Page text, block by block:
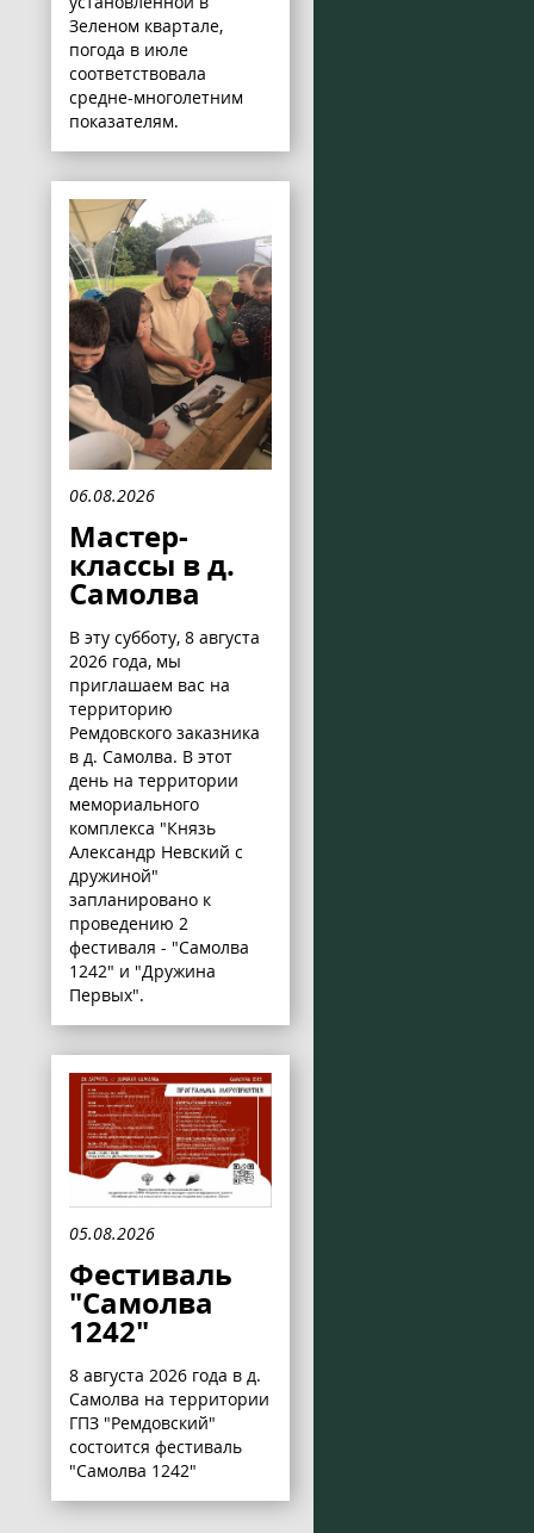
Зеленом квартале,
погода в июле
соответствовала
средне-многолетним
показателям.
06.08.2026
Мастер-
классы в д.
Самолва
В эту субботу, 8 августа
2026 года, мы
приглашаем вас на
территорию
Ремдовского заказника
в д. Самолва. В этот
день на территории
мемориального
комплекса "Князь
Александр Невский с
дружиной"
запланировано к
проведению 2
фестиваля - "Самолва
1242" и "Дружина
Первых".
05.08.2026
Фестиваль
"Самолва
1242"
8 августа 2026 года в д.
Самолва на территории
ГПЗ "Ремдовский"
состоится фестиваль
"Самолва 1242"